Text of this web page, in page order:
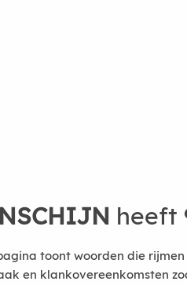
heeft
toont woorden die
en klankovereenkomsten